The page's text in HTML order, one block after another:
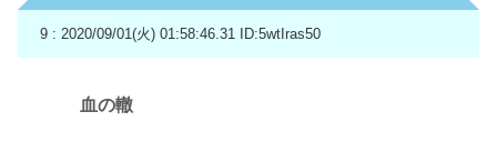
9 : 2020/09/01(火) 01:58:46.31 ID:5wtIras50
血の轍